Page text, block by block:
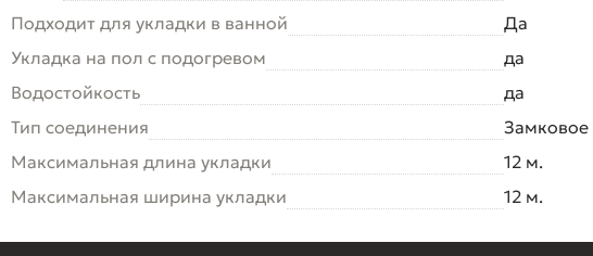
Подходит для укладки в ванной
Да
Укладка на пол c подогревом
да
Водостойкость
да
Тип соединения
Замковое
Максимальная длина укладки
12 м.
Максимальная ширина укладки
12 м.